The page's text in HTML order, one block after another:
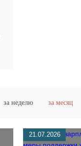
за неделю за месяц
21.07.2026